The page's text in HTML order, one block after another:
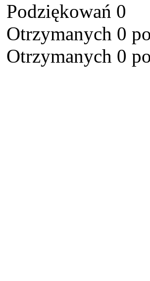
Podziękowań 0
Otrzymanych 0
Otrzymanych 0